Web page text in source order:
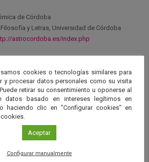
de Córdoba
y Letras, Universidad de Córdoba
astrocordoba.es/index.php
Ver más
- 26 ENE 2028
/Gérgal
cookies o tecnologías similares para
y procesar datos personales como su visita
retirar su consentimiento u oponerse al
datos basado en intereses legítimos en
haciendo clic en "Configurar cookies" en
Aceptar
Configurar manualmente